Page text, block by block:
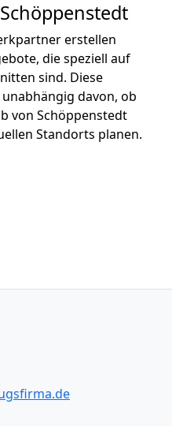
erstellen
die speziell auf
sind. Diese
davon, ob
von Schöppenstedt
Standorts planen.